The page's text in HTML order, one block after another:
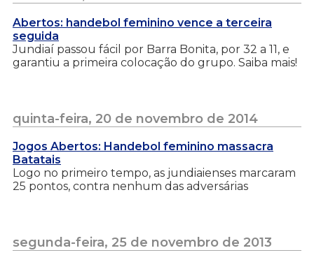
Abertos: handebol feminino vence a terceira
seguida
Jundiaí passou fácil por Barra Bonita, por 32 a 11, e
garantiu a primeira colocação do grupo. Saiba mais!
quinta-feira, 20 de novembro de 2014
Jogos Abertos: Handebol feminino massacra
Batatais
Logo no primeiro tempo, as jundiaienses marcaram
25 pontos, contra nenhum das adversárias
segunda-feira, 25 de novembro de 2013